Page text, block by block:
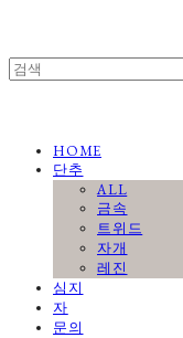
HOME
단추
ALL
금속
트위드
자개
레진
심지
자
문의